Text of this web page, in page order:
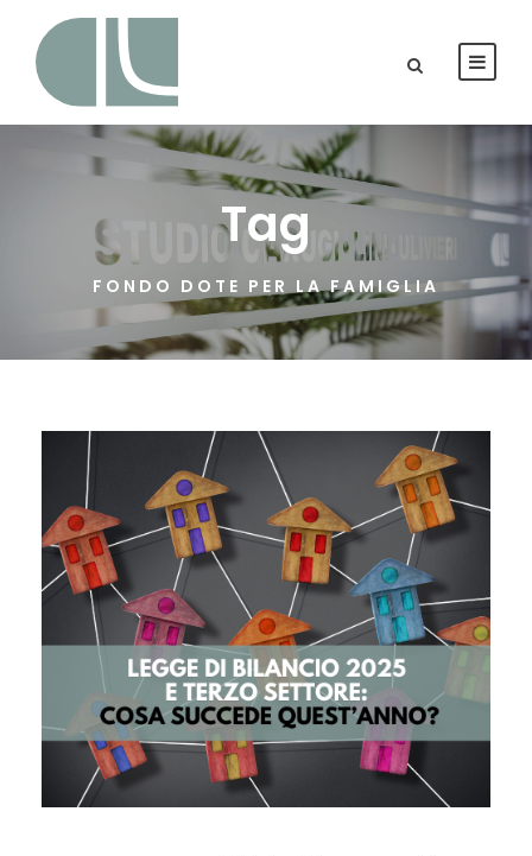
Tag
FONDO DOTE PER LA FAMIGLIA